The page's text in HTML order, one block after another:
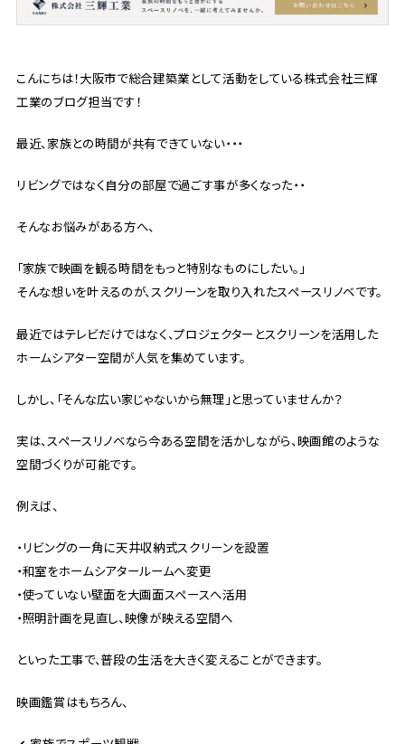
こんにちは！大阪市で総合建築業として活動をしている株式会社三輝
工業のブログ担当です！
最近、家族との時間が共有できていない・・・
リビングではなく自分の部屋で過ごす事が多くなった・・
そんなお悩みがある方へ、
「家族で映画を観る時間をもっと特別なものにしたい。」
そんな想いを叶えるのが、スクリーンを取り入れたスペースリノベです。
最近ではテレビだけではなく、プロジェクターとスクリーンを活用した
ホームシアター空間が人気を集めています。
しかし、「そんな広い家じゃないから無理」と思っていませんか？
実は、スペースリノベなら今ある空間を活かしながら、映画館のような
空間づくりが可能です。
例えば、
・リビングの一角に天井収納式スクリーンを設置
・和室をホームシアタールームへ変更
・使っていない壁面を大画面スペースへ活用
・照明計画を見直し、映像が映える空間へ
といった工事で、普段の生活を大きく変えることができます。
映画鑑賞はもちろん、